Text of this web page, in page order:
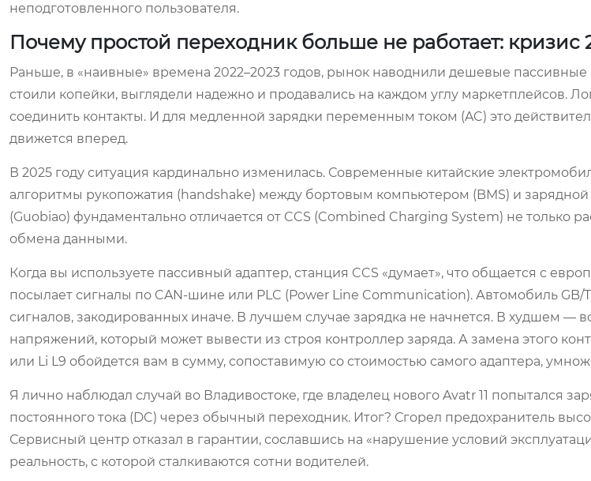
неподготовленного пользователя.
Почему простой переходник больше не работает: кризис
Раньше, в «наивные» времена 2022–2023 годов, рынок наводнили дешевые пассивные
стоили копейки, выглядели надежно и продавались на каждом углу маркетплейсов.
соединить контакты. И для медленной зарядки переменным током (AC) это
движется вперед.
В 2025 году ситуация кардинально изменилась. Современные китайские
алгоритмы рукопожатия (handshake) между бортовым компьютером (BMS) и зарядной
(Guobiao) фундаментально отличается от CCS (Combined Charging System) не только
обмена данными.
Когда вы используете пассивный адаптер, станция CCS «думает», что общается с
посылает сигналы по CAN-шине или PLC (Power Line Communication). Автомобиль GB/
сигналов, закодированных иначе. В лучшем случае зарядка не начнется. В худшем —
напряжений, который может вывести из строя контроллер заряда. А замена этого
или Li L9 обойдется вам в сумму, сопоставимую со стоимостью самого адаптера,
Я лично наблюдал случай во Владивостоке, где владелец нового Avatr 11 попытался
постоянного тока (DC) через обычный переходник. Итог? Сгорел предохранитель
Сервисный центр отказал в гарантии, сославшись на «нарушение условий
реальность, с которой сталкиваются сотни водителей.